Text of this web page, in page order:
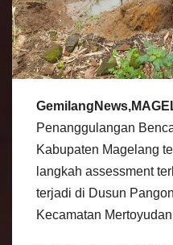
Penanggulangan
Kabupaten Magelang
langkah assessment
terjadi di Dusun
Kecamatan